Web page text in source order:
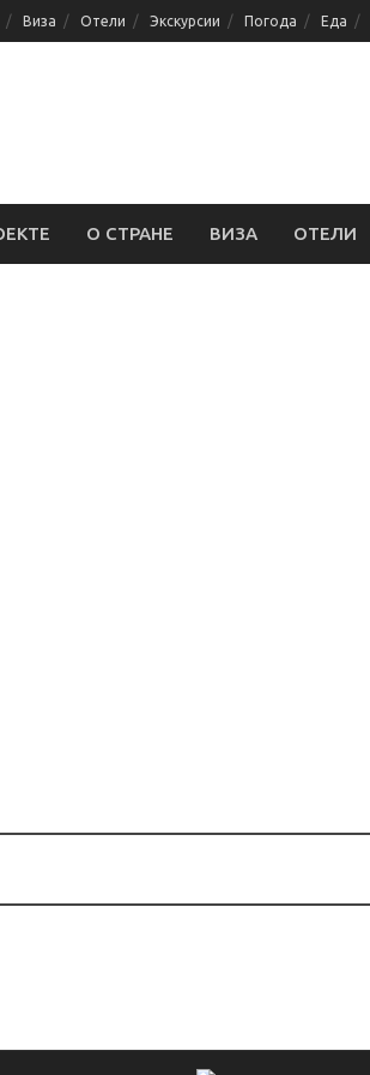
Виза Отели Экскурсии Погода Еда
О СТРАНЕ ВИЗА ОТЕЛИ